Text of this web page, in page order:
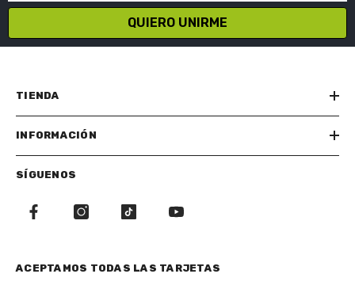
QUIERO UNIRME
TIENDA
INFORMACIÓN
SÍGUENOS
ACEPTAMOS TODAS LAS TARJETAS